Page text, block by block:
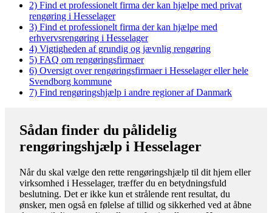
2) Find et professionelt firma der kan hjælpe med privat
rengøring i Hesselager
3) Find et professionelt firma der kan hjælpe med
erhvervsrengøring i Hesselager
4) Vigtigheden af grundig og jævnlig rengøring
5) FAQ om rengøringsfirmaer
6) Oversigt over rengøringsfirmaer i Hesselager eller hele
Svendborg kommune
7) Find rengøringshjælp i andre regioner af Danmark
Sådan finder du pålidelig
rengøringshjælp i Hesselager
Når du skal vælge den rette rengøringshjælp til dit hjem eller
virksomhed i Hesselager, træffer du en betydningsfuld
beslutning. Det er ikke kun et strålende rent resultat, du
ønsker, men også en følelse af tillid og sikkerhed ved at åbne